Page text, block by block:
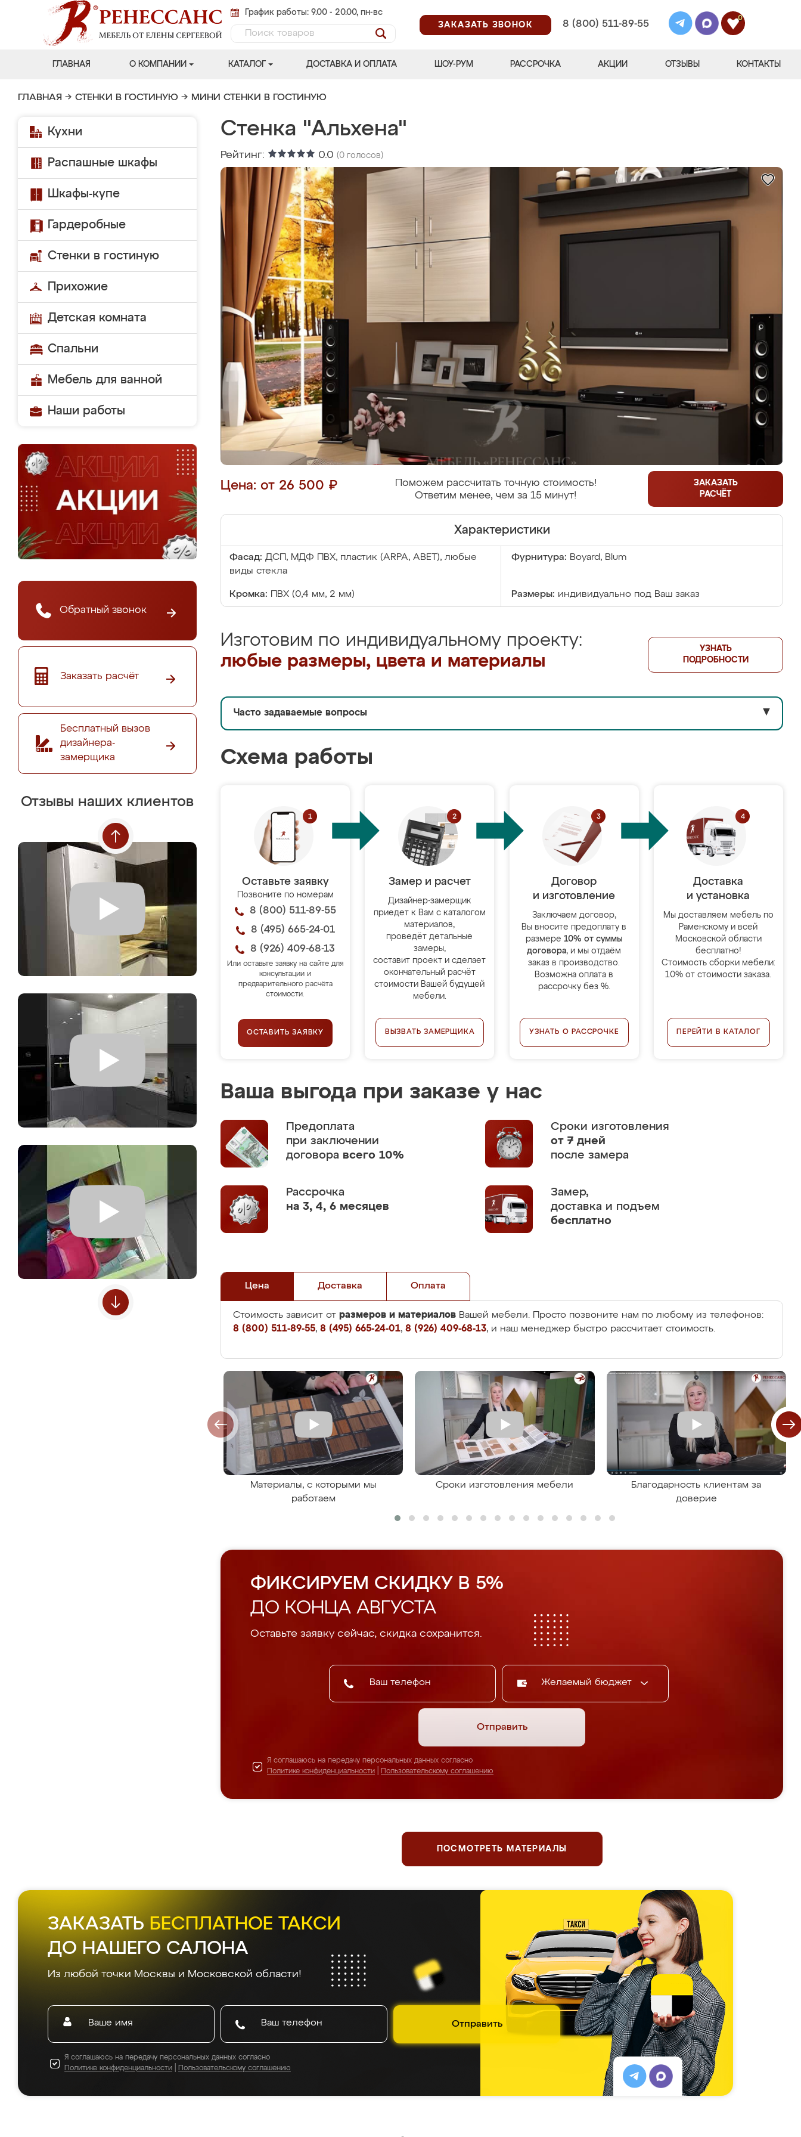
График работы: 9.00 - 20.00, пн-вс
ЗАКАЗАТЬ ЗВОНОК
8 (800) 511-89-55
0
ГЛАВНАЯ О КОМПАНИИ КАТАЛОГ ДОСТАВКА И ОПЛАТА ШОУ-РУМ РАССРОЧКА АКЦИИ ОТЗЫВЫ КОНТАКТЫ
ГЛАВНАЯ → СТЕНКИ В ГОСТИНУЮ → МИНИ СТЕНКИ В ГОСТИНУЮ
Кухни
Распашные шкафы
Шкафы-купе
Гардеробные
Стенки в гостиную
Прихожие
Детская комната
Спальни
Мебель для ванной
Наши работы
Обратный звонок
Заказать расчёт
Бесплатный вызов
дизайнера-
замерщика
Отзывы наших клиентов
Стенка "Альхена"
Рейтинг: 0.0 (0 голосов)
Цена: от 26 500 ₽
Поможем рассчитать точную стоимость!
Ответим менее, чем за 15 минут!
ЗАКАЗАТЬ
РАСЧЁТ
Характеристики
Фасад: ДСП, МДФ ПВХ, пластик (ARPA, ABET), любые
виды стекла
Фурнитура: Boyard, Blum
Кромка: ПВХ (0,4 мм, 2 мм) Размеры: индивидуально под Ваш заказ
Изготовим по индивидуальному проекту:
любые размеры, цвета и материалы
УЗНАТЬ
ПОДРОБНОСТИ
Часто задаваемые вопросы ▼
Схема работы
Оставьте заявку
Позвоните по номерам
8 (800) 511-89-55
8 (495) 665-24-01
8 (926) 409-68-13
Или оставьте заявку на сайте для
консультации и
предварительного расчёта
стоимости.
ОСТАВИТЬ ЗАЯВКУ
Замер и расчет
Дизайнер-замерщик
приедет к Вам с каталогом
материалов,
проведёт детальные
замеры,
составит проект и сделает
окончательный расчёт
стоимости Вашей будущей
мебели.
ВЫЗВАТЬ ЗАМЕРЩИКА
Договор
и изготовление
Заключаем договор,
Вы вносите предоплату в
размере 10% от суммы
договора, и мы отдаём
заказ в производство.
Возможна оплата в
рассрочку без %.
УЗНАТЬ О РАССРОЧКЕ
Доставка
и установка
Мы доставляем мебель по
Раменскому и всей
Московской области
бесплатно!
Стоимость сборки мебели:
10% от стоимости заказа.
ПЕРЕЙТИ В КАТАЛОГ
Ваша выгода при заказе у нас
Предоплата
при заключении
договора всего 10%
Сроки изготовления
от 7 дней
после замера
Рассрочка
на 3, 4, 6 месяцев
Замер,
доставка и подъем
бесплатно
Цена Доставка Оплата
Стоимость зависит от размеров и материалов Вашей мебели. Просто позвоните нам по любому из телефонов:
8 (800) 511-89-55, 8 (495) 665-24-01, 8 (926) 409-68-13, и наш менеджер быстро рассчитает стоимость.
Материалы, с которыми мы
работаем
Сроки изготовления мебели
Благодарность клиентам за
доверие
ФИКСИРУЕМ СКИДКУ В 5%
ДО КОНЦА АВГУСТА
Оставьте заявку сейчас, скидка сохранится.
Желаемый бюджет
Отправить
Я соглашаюсь на передачу персональных данных согласно
Политике конфиденциальности
Пользовательскому соглашению
ПОСМОТРЕТЬ МАТЕРИАЛЫ
ЗАКАЗАТЬ БЕСПЛАТНОЕ ТАКСИ
ДО НАШЕГО САЛОНА
Из любой точки Москвы и Московской области!
Отправить
Я соглашаюсь на передачу персональных данных согласно
Политике конфиденциальности
Пользовательскому соглашению